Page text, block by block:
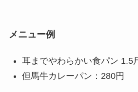
メニュー例
耳までやわらかい食パン 1.5
但馬牛カレーパン：280円